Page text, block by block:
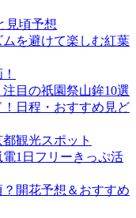
見頃予想
を避けて楽しむ紅葉
注目の祇園祭山鉾10選
！日程・おすすめ見ど
観光スポット
1日フリーきっぷ活
？開花予想＆おすすめ